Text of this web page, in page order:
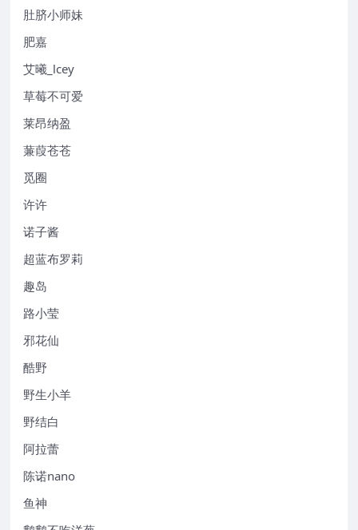
肚脐小师妹
肥嘉
艾曦_lcey
草莓不可爱
莱昂纳盈
蒹葭苍苍
觅圈
许许
诺子酱
超蓝布罗莉
趣岛
路小莹
邪花仙
酷野
野生小羊
野结白
阿拉蕾
陈诺nano
鱼神